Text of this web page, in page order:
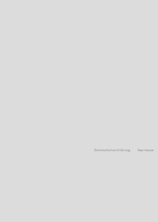
Datenschutzerklärung Impressum